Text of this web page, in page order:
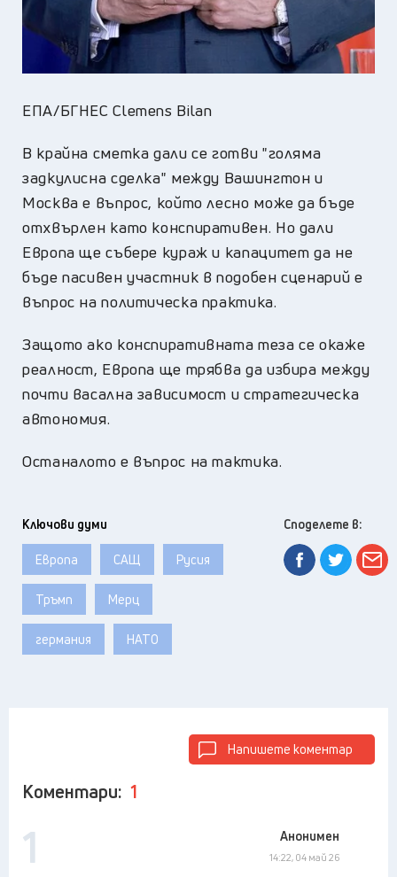
ЕПА/БГНЕС Clemens Bilan
В крайна сметка дали се готви "голяма
задкулисна сделка" между Вашингтон и
Москва е въпрос, който лесно може да бъде
отхвърлен като конспиративен. Но дали
Европа ще събере кураж и капацитет да не
бъде пасивен участник в подобен сценарий е
въпрос на политическа практика.
Защото ако конспиративната теза се окаже
реалност, Европа ще трябва да избира между
почти васална зависимост и стратегическа
автономия.
Останалото е въпрос на тактика.
Ключови думи
Европа САЩ Русия
Тръмп Мерц
германия НАТО
Споделете в:
Напишете коментар
Коментари: 1
1 Анонимен
14:22, 04 май 26